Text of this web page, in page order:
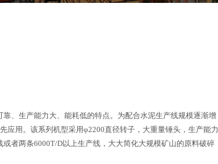
、生产能力大、能耗低的特点。为配合水泥生产线规模逐渐增
应用。该系列机型采用φ2200直径转子，大重量锤头，生产能力
者两条6000T/D以上生产线，大大简化大规模矿山的原料破碎